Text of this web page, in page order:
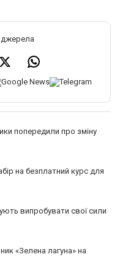
джерела
попередили про зміну
на безплатний курс для
випробувати свої сили
«Зелена лагуна» на